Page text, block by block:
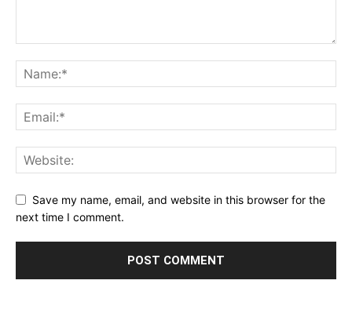
Save my name, email, and website in this browser for the
next time I comment.